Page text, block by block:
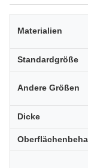
Materialien
Standardgröße
Andere Größen
Dicke